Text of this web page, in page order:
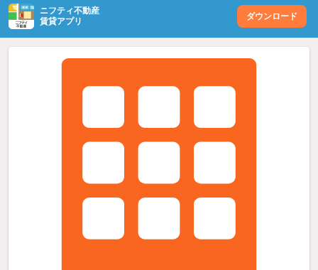
ニフティ不動産
賃貸アプリ
ダウンロード